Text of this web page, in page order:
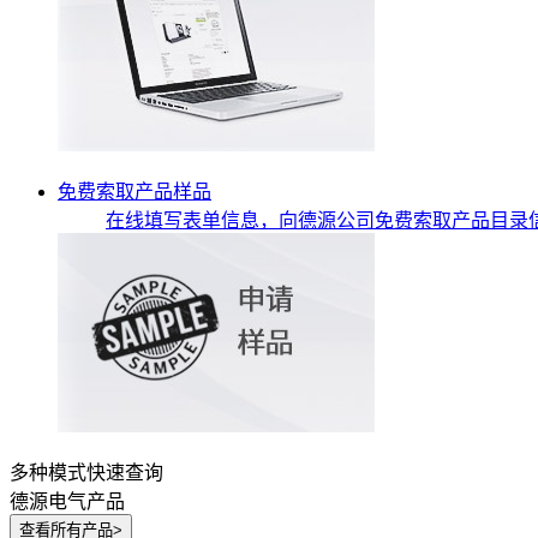
免费索取产品样品
在线填写表单信息，向德源公司免费索取产品目录
多种模式快速查询
德源电气产品
查看所有产品>